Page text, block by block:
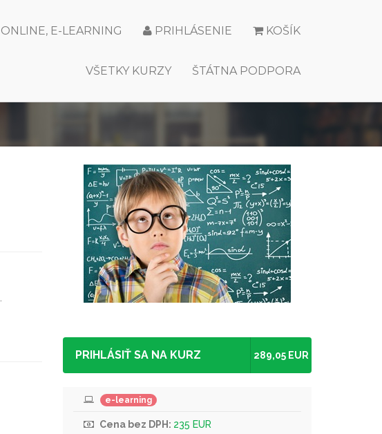
KOŠÍK
PRIHLÁSENIE
ONLINE, E-LEARNING
ŠTÁTNA PODPORA
VŠETKY KURZY
PRIHLÁSIŤ SA NA KURZ 289,05 EUR
e-learning
Cena bez DPH: 235 EUR